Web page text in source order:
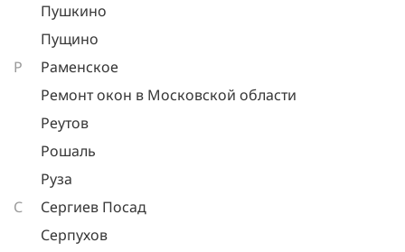
Пушкино
Пущино
Р
Раменское
Ремонт окон в Московской области
Реутов
Рошаль
Руза
С
Сергиев Посад
Серпухов